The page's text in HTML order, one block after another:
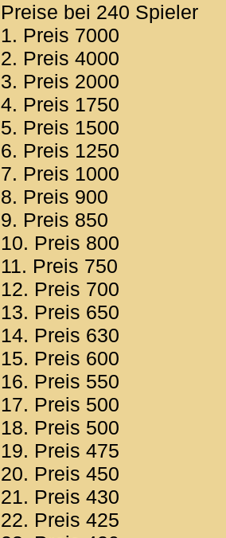
Preise bei 240 Spieler
1. Preis 7000
2. Preis 4000
3. Preis 2000
4. Preis 1750
5. Preis 1500
6. Preis 1250
7. Preis 1000
8. Preis 900
9. Preis 850
10. Preis 800
11. Preis 750
12. Preis 700
13. Preis 650
14. Preis 630
15. Preis 600
16. Preis 550
17. Preis 500
18. Preis 500
19. Preis 475
20. Preis 450
21. Preis 430
22. Preis 425